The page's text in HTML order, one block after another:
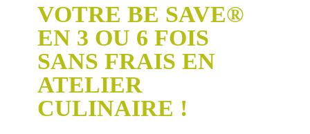
VOTRE BE SAVE®
EN 3 OU 6 FOIS
SANS FRAIS EN
ATELIER
CULINAIRE !